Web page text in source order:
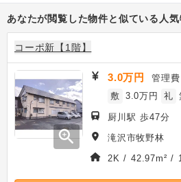
あなたが閲覧した物件と似ている人気
コーポ新【1階】
zoom_in
3.0万円 管理費
敷 3.0万円 礼
厨川駅 歩47分
滝沢市牧野林
2K / 42.97m² /